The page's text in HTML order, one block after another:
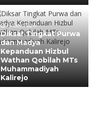
15 Dec 2024
Diksar Tingkat Purwa
dan Madya
Kepanduan Hizbul
Wathan Qobilah MTs
Muhammadiyah
Kalirejo